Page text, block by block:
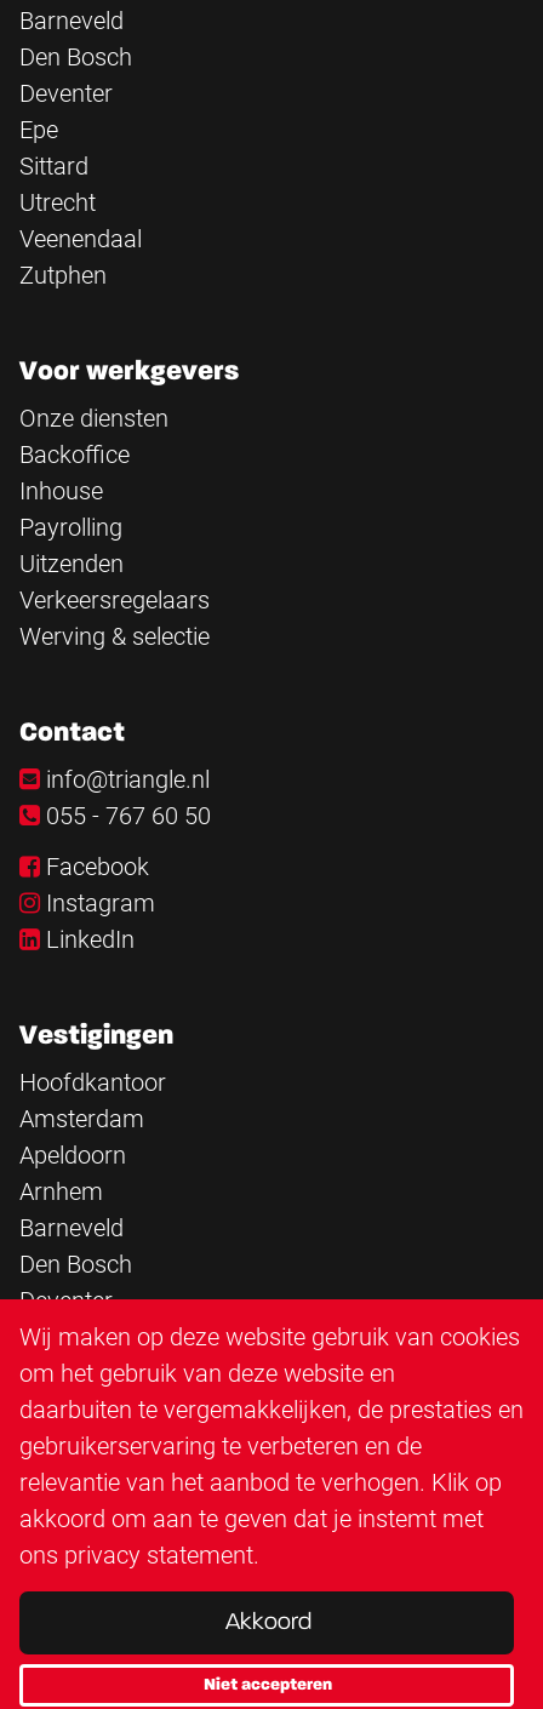
Barneveld
Den Bosch
Deventer
Epe
Sittard
Utrecht
Veenendaal
Zutphen
Voor werkgevers
Onze diensten
Backoffice
Inhouse
Payrolling
Uitzenden
Verkeersregelaars
Werving & selectie
Contact
info@triangle.nl
055 - 767 60 50
Facebook
Instagram
LinkedIn
Vestigingen
Hoofdkantoor
Amsterdam
Apeldoorn
Arnhem
Barneveld
Den Bosch
Deventer
Epe
Sittard
Triangle Infra
Triangle Steigerbouw
Utrecht
Veenendaal
Zutphen
Wij maken op deze website gebruik van cookies
om het gebruik van deze website en
daarbuiten te vergemakkelijken, de prestaties en
gebruikerservaring te verbeteren en de
relevantie van het aanbod te verhogen. Klik op
akkoord om aan te geven dat je instemt met
ons privacy statement.
Akkoord
Niet accepteren